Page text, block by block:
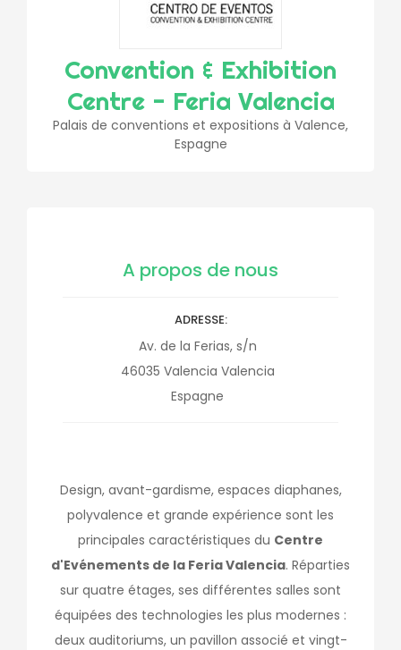
Convention & Exhibition
Centre - Feria Valencia
Palais de conventions et expositions à Valence,
Espagne
A propos de nous
ADRESSE
Av. de la Ferias, s/n
46035 Valencia Valencia
Espagne
Design, avant-gardisme, espaces diaphanes,
polyvalence et grande expérience sont les
principales caractéristiques du Centre
d'Evénements de la Feria Valencia. Réparties
sur quatre étages, ses différentes salles sont
équipées des technologies les plus modernes :
deux auditoriums, un pavillon associé et vingt-